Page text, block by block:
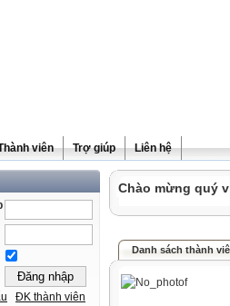
viên Trợ giúp Liên hệ
ĐK thành viên
Chào mừng quý
Danh sách thành